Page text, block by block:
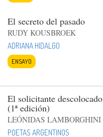
El secreto del pasado
RUDY KOUSBROEK
ADRIANA HIDALGO
ENSAYO
El solicitante descolocado
(1ª edición)
LEÓNIDAS LAMBORGHINI
POETAS ARGENTINOS